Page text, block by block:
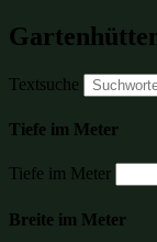
Textsuche
Tiefe im Meter
Tiefe im Meter
Breite im Meter